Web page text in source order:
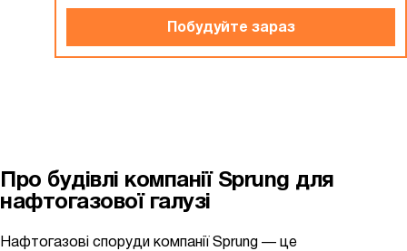
Побудуйте зараз
Про будівлі компанії Sprung для
нафтогазової галузі
Нафтогазові споруди компанії Sprung — це